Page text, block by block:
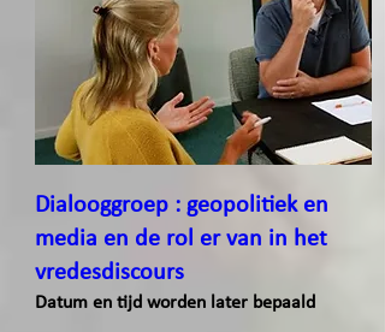
Dialooggroep : geopolitiek en
media en de rol er van in het
vredesdiscours
Datum en tijd worden later bepaald